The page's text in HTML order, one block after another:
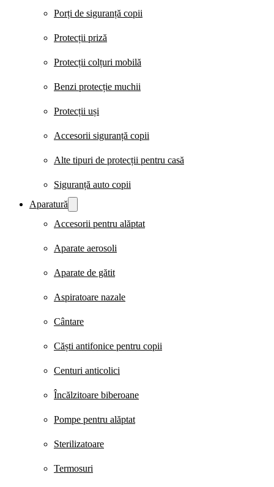
Porți de siguranță copii
Protecții priză
Protecții colțuri mobilă
Benzi protecție muchii
Protecții uși
Accesorii siguranță copii
Alte tipuri de protecții pentru casă
Siguranță auto copii
Aparatură
Accesorii pentru alăptat
Aparate aerosoli
Aparate de gătit
Aspiratoare nazale
Cântare
Căști antifonice pentru copii
Centuri anticolici
Încălzitoare biberoane
Pompe pentru alăptat
Sterilizatoare
Termosuri